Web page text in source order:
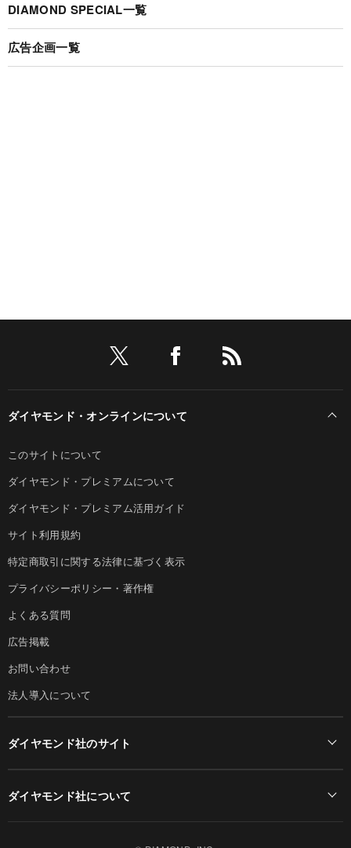
DIAMOND SPECIAL一覧
広告企画一覧
ダイヤモンド・オンラインについて
このサイトについて
ダイヤモンド・プレミアムについて
ダイヤモンド・プレミアム活用ガイド
サイト利用規約
特定商取引に関する法律に基づく表示
プライバシーポリシー・著作権
よくある質問
広告掲載
お問い合わせ
法人導入について
ダイヤモンド社のサイト
ダイヤモンド社について